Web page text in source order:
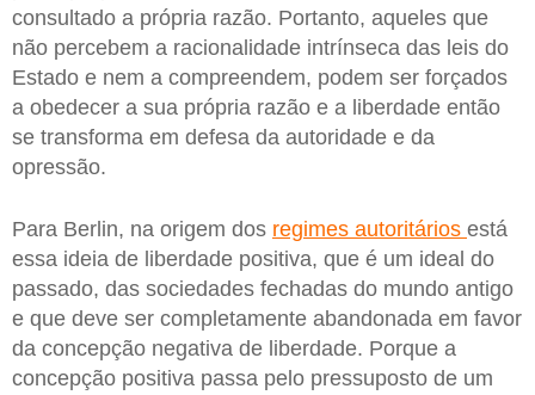
consultado a própria razão. Portanto, aqueles que
não percebem a racionalidade intrínseca das leis do
Estado e nem a compreendem, podem ser forçados
a obedecer a sua própria razão e a liberdade então
se transforma em defesa da autoridade e da
opressão.
Para Berlin, na origem dos regimes autoritários está
essa ideia de liberdade positiva, que é um ideal do
passado, das sociedades fechadas do mundo antigo
e que deve ser completamente abandonada em favor
da concepção negativa de liberdade. Porque a
concepção positiva passa pelo pressuposto de um